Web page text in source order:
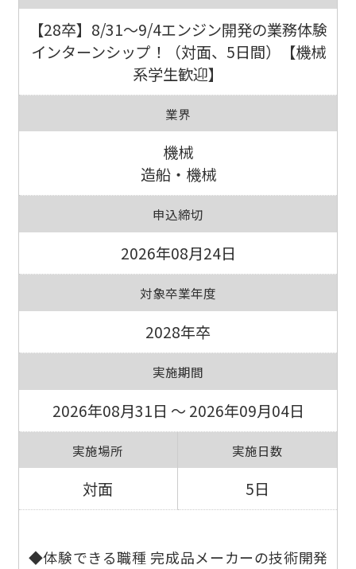
【28卒】8/31～9/4エンジン開発の業務体験
インターンシップ！（対面、5日間）【機械
系学生歓迎】
業界
機械
造船・機械
申込締切
2026年08月24日
対象卒業年度
2028年卒
実施期間
2026年08月31日 ～ 2026年09月04日
実施場所
対面
実施日数
5日
◆体験できる職種 完成品メーカーの技術開発